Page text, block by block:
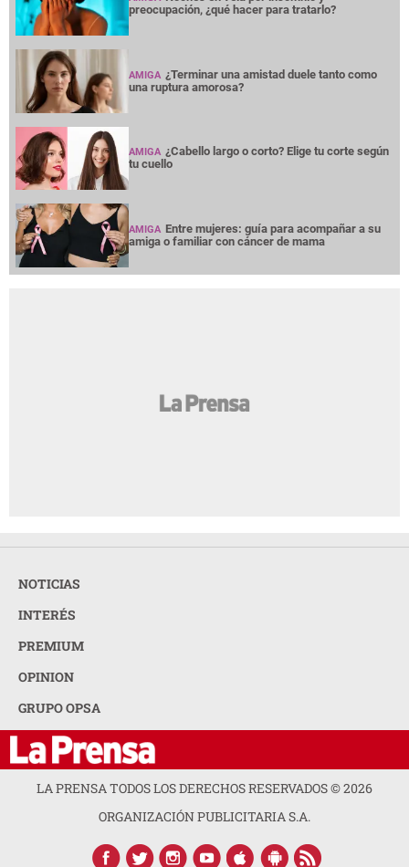
preocupación, ¿qué hacer para tratarlo?
AMIGA ¿Terminar una amistad duele tanto como
una ruptura amorosa?
AMIGA ¿Cabello largo o corto? Elige tu corte según
tu cuello
AMIGA Entre mujeres: guía para acompañar a su
amiga o familiar con cáncer de mama
NOTICIAS
INTERÉS
PREMIUM
OPINION
GRUPO OPSA
LA PRENSA TODOS LOS DERECHOS RESERVADOS ©2026
ORGANIZACIÓN PUBLICITARIA S.A.